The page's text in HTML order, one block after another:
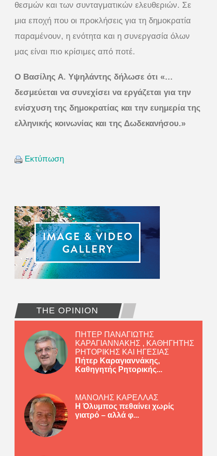
θεσμών και των συνταγματικών ελευθεριών. Σε
μια εποχή που οι προκλήσεις για τη δημοκρατία
παραμένουν, η ενότητα και η συνεργασία όλων
μας είναι πιο κρίσιμες από ποτέ.
Ο Βασίλης Α. Υψηλάντης δήλωσε ότι «…
δεσμεύεται να συνεχίσει να εργάζεται για την
ενίσχυση της δημοκρατίας και την ευημερία της
ελληνικής κοινωνίας και της Δωδεκανήσου.»
Εκτύπωση
THE OPINION
ΠΗΤΕΡ ΠΑΝΑΓΙΩΤΗΣ
ΚΑΡΑΓΙΑΝΝΑΚΗΣ , ΚΑΘΗΓΗΤΗΣ
ΡΗΤΟΡΙΚΗΣ ΚΑΙ ΗΓΕΣΙΑΣ
Πήτερ Καραγιαννάκης,
Καθηγητής Ρητορικής...
ΜΑΝΟΛΗΣ ΚΑΡΕΛΛΑΣ
Η Όλυμπος πεθαίνει χωρίς
γιατρό – αλλά φ...